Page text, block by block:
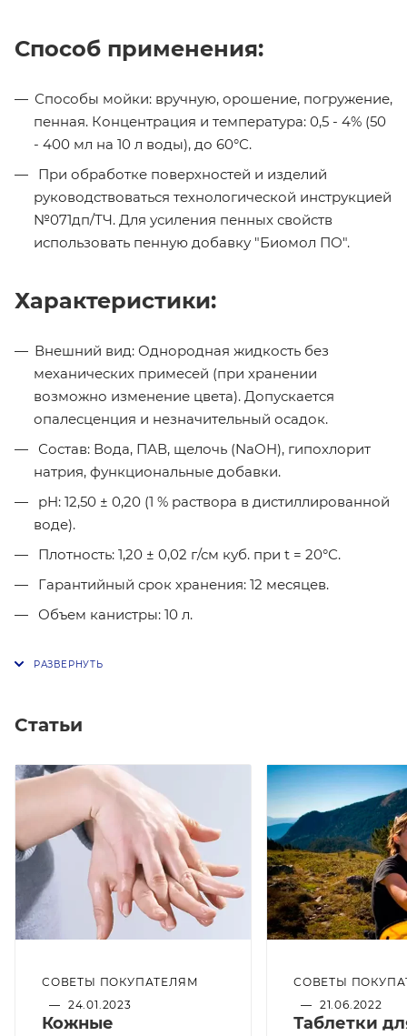
Способ применения:
Способы мойки: вручную, орошение, погружение,
пенная. Концентрация и температура: 0,5 - 4% (50
- 400 мл на 10 л воды), до 60°С.
При обработке поверхностей и изделий
руководствоваться технологической инструкцией
№071дп/ТЧ. Для усиления пенных свойств
использовать пенную добавку "Биомол ПО".
Характеристики:
Внешний вид: Однородная жидкость без
механических примесей (при хранении
возможно изменение цвета). Допускается
опалесценция и незначительный осадок.
Состав: Вода, ПАВ, щелочь (NаOH), гипохлорит
натрия, функциональные добавки.
pH: 12,50 ± 0,20 (1 % раствора в дистиллированной
воде).
Плотность: 1,20 ± 0,02 г/см куб. при t = 20°С.
Гарантийный срок хранения: 12 месяцев.
Объем канистры: 10 л.
Статьи
СОВЕТЫ ПОКУПАТЕЛЯМ
— 24.01.2023
Кожные
СОВЕТЫ
— 21.06.2022
Таблетки